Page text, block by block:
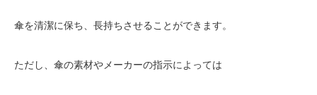
傘を清潔に保ち、長持ちさせることができます。
ただし、傘の素材やメーカーの指示によっては